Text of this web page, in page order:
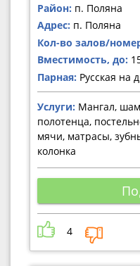
Район: п. Поляна
Адрес: п. Поляна
Кол-во залов/
Вместимость, до:
Парная: Русская на
Услуги: Мангал,
полотенца,
мячи, матрасы,
колонка
4